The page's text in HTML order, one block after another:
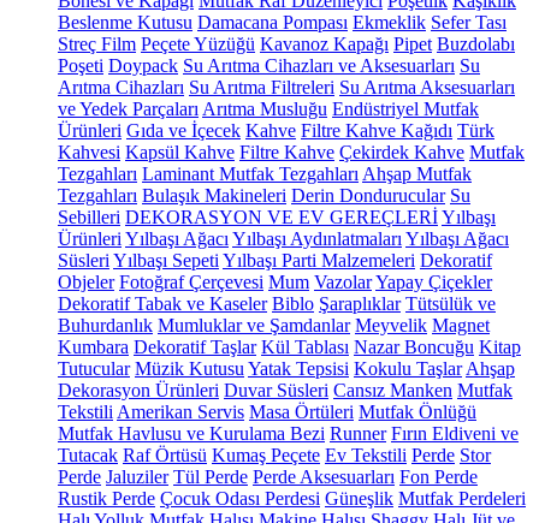
Beslenme Kutusu Damacana Pompası Ekmeklik Sefer Tası
Streç Film Peçete Yüzüğü Kavanoz Kapağı Pipet Buzdolabı
Poşeti Doypack Su Arıtma Cihazları ve Aksesuarları Su
Arıtma Cihazları Su Arıtma Filtreleri Su Arıtma Aksesuarları
ve Yedek Parçaları Arıtma Musluğu Endüstriyel Mutfak
Ürünleri Gıda ve İçecek Kahve Filtre Kahve Kağıdı Türk
Kahvesi Kapsül Kahve Filtre Kahve Çekirdek Kahve Mutfak
Tezgahları Laminant Mutfak Tezgahları Ahşap Mutfak
Tezgahları Bulaşık Makineleri Derin Dondurucular Su
Sebilleri DEKORASYON VE EV GEREÇLERİYılbaşı
Ürünleri Yılbaşı Ağacı Yılbaşı Aydınlatmaları Yılbaşı Ağacı
Süsleri Yılbaşı Sepeti Yılbaşı Parti Malzemeleri Dekoratif
Objeler Fotoğraf Çerçevesi Mum VazolarYapay Çiçekler
Dekoratif Tabak ve Kaseler Biblo Şaraplıklar Tütsülük ve
Buhurdanlık Mumluklar ve Şamdanlar Meyvelik Magnet
Kumbara Dekoratif Taşlar Kül Tablası Nazar Boncuğu Kitap
Tutucular Müzik Kutusu Yatak Tepsisi Kokulu Taşlar Ahşap
Dekorasyon Ürünleri Duvar Süsleri Cansız Manken Mutfak
Tekstili Amerikan Servis Masa Örtüleri Mutfak Önlüğü
Mutfak Havlusu ve Kurulama Bezi Runner Fırın Eldiveni ve
Tutacak Raf Örtüsü Kumaş Peçete Ev Tekstili Perde Stor
Perde Jaluziler Tül Perde Perde Aksesuarları Fon Perde
Rustik Perde Çocuk Odası Perdesi Güneşlik Mutfak Perdeleri